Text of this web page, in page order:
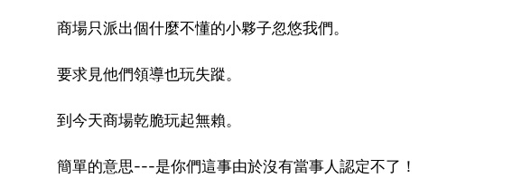
商場只派出個什麼不懂的小夥子忽悠我們。
要求見他們領導也玩失蹤。
到今天商場乾脆玩起無賴。
簡單的意思---是你們這事由於沒有當事人認定不了！